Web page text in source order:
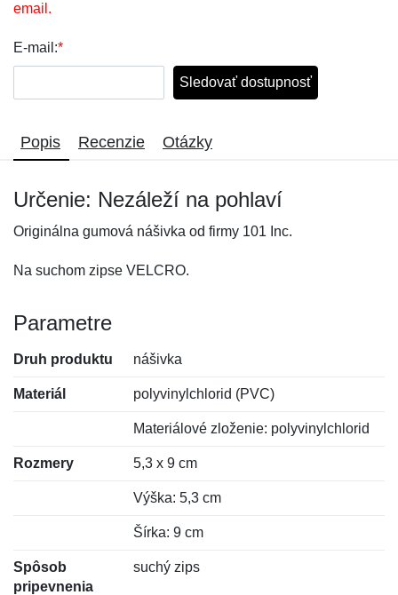
email.
E-mail:*
Sledovať dostupnosť
Popis Recenzie Otázky
Určenie: Nezáleží na pohlaví
Originálna gumová nášivka od firmy 101 Inc.
Na suchom zipse VELCRO.
Parametre
Druh produktu nášivka
Materiál polyvinylchlorid (PVC)
Materiálové zloženie: polyvinylchlorid
Rozmery 5,3 x 9 cm
Výška: 5,3 cm
Šírka: 9 cm
Spôsob
pripevnenia
suchý zips